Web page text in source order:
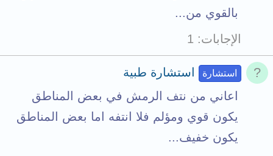
بالقوي من...
الإجابات
1
استشارة
استشارة طبية
اعاني من نتف الرمش في بعض المناطق
يكون قوي ومؤلم فلا انتفه اما بعض المناطق
يكون خفيف...